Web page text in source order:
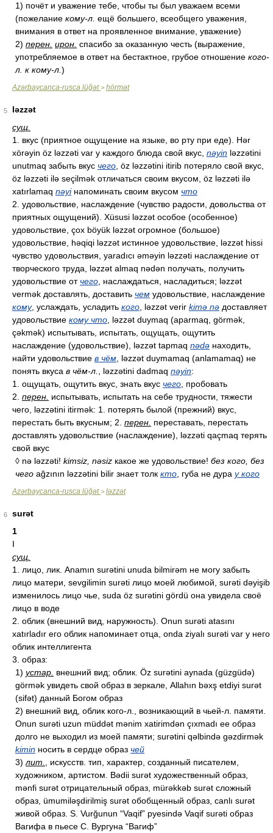
1) почёт и уважение тебе, чтобы ты был уважаем всеми
(пожелание кому-л. ещё большего, всеобщего уважения,
внимания в ответ на проявленное внимание, уважение)
2) перен. ирон. спасибо за оказанную честь (выражение,
употребляемое в ответ на бестактное, грубое отношение кого-
л. к кому-л. )
Azərbaycanca-rusca lüğət> hörmət
5
ləzzət
сущ.
1. вкус (приятное ощущение на языке, во рту при еде). Hər
xörəyin öz ləzzəti var у каждого блюда свой вкус, nəyin ləzzətini
unutmaq забыть вкус чего , öz ləzzətini itirib потеряло свой вкус,
öz ləzzəti ilə seçilmək отличаться своим вкусом, öz ləzzəti ilə
xatırlamaq nəyiнапоминать своим вкусом что
2. удовольствие, наслаждение (чувство радости, довольства от
приятных ощущений). Xüsusi ləzzət особое (особенное)
удовольствие, çox böyük ləzzət огромное (большое)
удовольствие, həqiqi ləzzət истинное удовольствие, ləzzət hissi
чувство удовольствия, yaradıcı əməyin ləzzəti наслаждение от
творческого труда, ləzzət almaq nədən получать, получить
удовольствие от чего , наслаждаться, насладиться; ləzzət
vermək доставлять, доставить чем удовольствие, наслаждение
кому, услаждать, усладить кого , ləzzət verir kimə nə доставляет
удовольствие кому что , ləzzət duymaq (aparmaq, görmək,
çəkmək) испытывать, испытать, ощущать, ощутить
наслаждение (удовольствие), ləzzət tapmaq nədə находить,
найти удовольствие в чём , ləzzət duymamaq (anlamamaq) не
понять вкуса в чём-л. , ləzzətini dadmaq nəyin:
1. ощущать, ощутить вкус, знать вкус чего , пробовать
2. перен. испытывать, испытать на себе трудности, тяжести
чего, ləzzətini itirmək: 1. потерять былой (прежний) вкус,
перестать быть вкусным; 2. перен. переставать, перестать
доставлять удовольствие (наслаждение), ləzzəti qaçmaq терять
свой вкус
◊ nə ləzzəti! kimsiz, nəsiz какое же удовольствие! без кого, без
чего ağzının ləzzətini bilir знает толк кто , губа не дура у кого
Azərbaycanca-rusca lüğət> ləzzət
6
surət
1
I
сущ.
1. лицо, лик. Anamın surətini unuda bilmirəm не могу забыть
лицо матери, sevgilimin surəti лицо моей любимой, surəti dəyişib
изменилось лицо чье, suda öz surətini gördü она увидела своё
лицо в воде
2. облик (внешний вид, наружность). Onun surəti atasını
xatırladır его облик напоминает отца, onda ziyalı surəti var у него
облик интеллигента
3. образ:
1) устар. внешний вид; облик. Öz surətini aynada (güzgüdə)
görmək увидеть свой образ в зеркале, Allahın bəxş etdiyi surət
(sifət) данный Богом образ
2) внешний вид, облик кого-л., возникающий в чьей-л. памяти.
Onun surəti uzun müddət mənim xatirimdən çıxmadı ее образ
долго не выходил из моей памяти; surətini qəlbində gəzdirmək
kimin носить в сердце образ чей
3) лит.
, искусств. тип, характер, созданный писателем,
художником, артистом. Bədii surət художественный образ,
mənfi surət отрицательный образ, mürəkkəb surət сложный
образ, ümumiləşdirilmiş surət обобщенный образ, canlı surət
живой образ. S. Vurğunun “Vaqif” pyesində Vaqif surəti образ
Вагифа в пьесе С. Вургуна “Вагиф”